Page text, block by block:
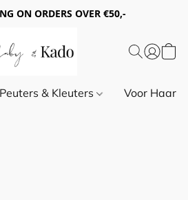
ON ORDERS OVER €50,-
Peuters & Kleuters Voor Haar